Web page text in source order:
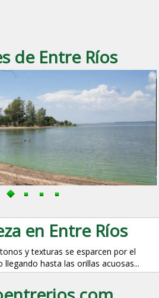
de Entre Ríos
en Entre Ríos
y texturas se esparcen por el
hasta las orillas acuosas...